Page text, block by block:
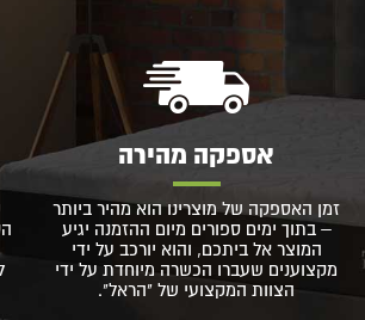
אספקה מהירה
זמן האספקה של מוצרינו הוא מהיר ביותר
– בתוך ימים ספורים מיום ההזמנה יגיע
המוצר אל ביתכם, והוא יורכב על ידי
מקצוענים שעברו הכשרה מיוחדת על ידי
הצוות המקצועי של "הראל".